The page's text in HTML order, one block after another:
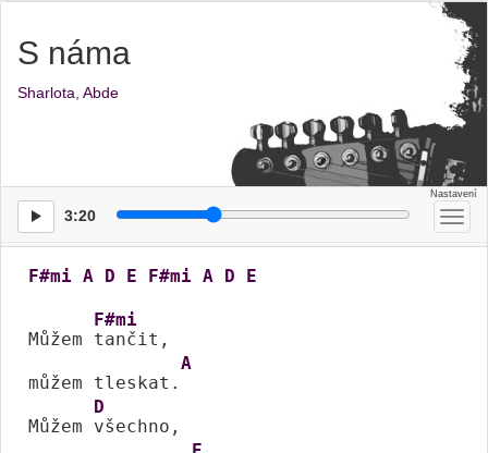
S náma
Sharlota Abde
3:20
F#mi A D E F#mi A D E
Můžem
F#mi
tančit,
můžem tleskat.
A
Můžem
D
všechno,